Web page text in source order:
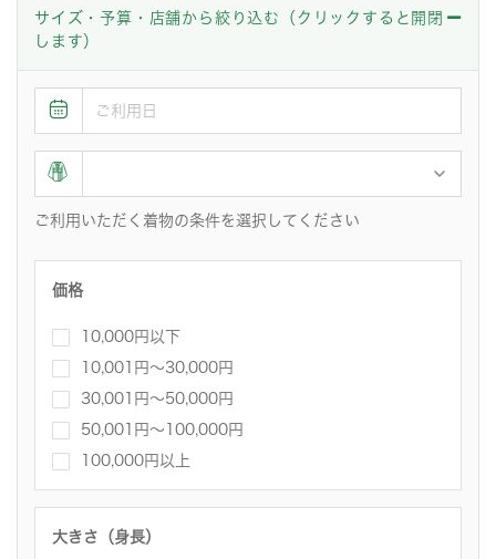
サイズ・予算・店舗から絞り込む（クリックすると開閉
します）
ご利用いただく着物の条件を選択してください
価格
10,000円以下
10,001円〜30,000円
30,001円～50,000円
50,001円～100,000円
100,000円以上
大きさ（身長）